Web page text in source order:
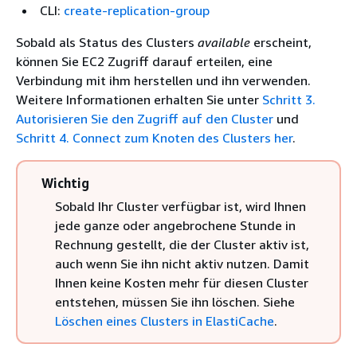
CLI: create-replication-group
Sobald als Status des Clusters available erscheint,
können Sie EC2 Zugriff darauf erteilen, eine
Verbindung mit ihm herstellen und ihn verwenden.
Weitere Informationen erhalten Sie unter Schritt 3.
Autorisieren Sie den Zugriff auf den Cluster und
Schritt 4. Connect zum Knoten des Clusters her.
Wichtig
Sobald Ihr Cluster verfügbar ist, wird Ihnen
jede ganze oder angebrochene Stunde in
Rechnung gestellt, die der Cluster aktiv ist,
auch wenn Sie ihn nicht aktiv nutzen. Damit
Ihnen keine Kosten mehr für diesen Cluster
entstehen, müssen Sie ihn löschen. Siehe
Löschen eines Clusters in ElastiCache.